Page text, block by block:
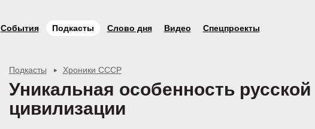
События Подкасты Слово дня Видео Спецпроекты
Подкасты
Хроники СССР
Уникальная особенность русской
цивилизации